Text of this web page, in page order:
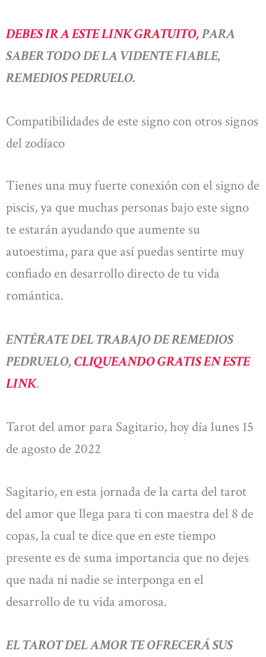
DEBES IR A ESTE LINK GRATUITO, PARA
SABER TODO DE LA VIDENTE FIABLE,
REMEDIOS PEDRUELO.
Compatibilidades de este signo con otros signos
del zodíaco
Tienes una muy fuerte conexión con el signo de
piscis, ya que muchas personas bajo este signo
te estarán ayudando que aumente su
autoestima, para que así puedas sentirte muy
confiado en desarrollo directo de tu vida
romántica.
ENTÉRATE DEL TRABAJO DE REMEDIOS
PEDRUELO, CLIQUEANDO GRATIS EN ESTE
LINK.
Tarot del amor para Sagitario, hoy día lunes 15
de agosto de 2022
Sagitario, en esta jornada de la carta del tarot
del amor que llega para ti con maestra del 8 de
copas, la cual te dice que en este tiempo
presente es de suma importancia que no dejes
que nada ni nadie se interponga en el
desarrollo de tu vida amorosa.
EL TAROT DEL AMOR TE OFRECERÁ SUS